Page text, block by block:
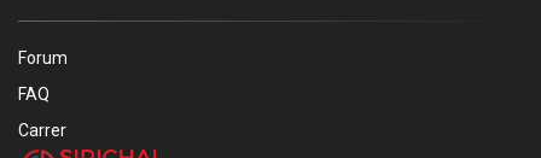
Forum
FAQ
Carrer